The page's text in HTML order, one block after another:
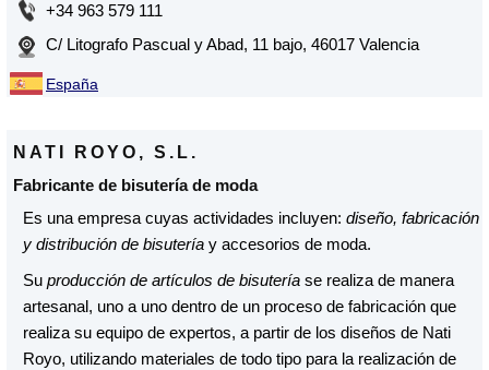
+34 963 579 111
C/ Litografo Pascual y Abad, 11 bajo, 46017 Valencia
España
NATI ROYO, S.L.
Fabricante de bisutería de moda
Es una empresa cuyas actividades incluyen: diseño, fabricación
y distribución de bisutería y accesorios de moda.
Su producción de artículos de bisutería se realiza de manera
artesanal, uno a uno dentro de un proceso de fabricación que
realiza su equipo de expertos, a partir de los diseños de Nati
Royo, utilizando materiales de todo tipo para la realización de